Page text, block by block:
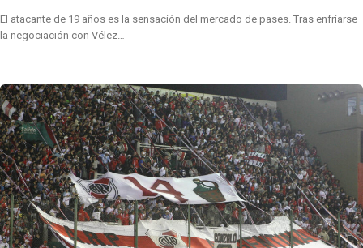
El atacante de 19 años es la sensación del mercado de pases. Tras enfriarse
la negociación con Vélez…